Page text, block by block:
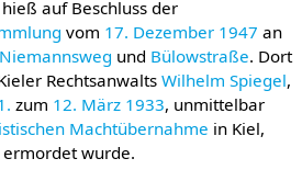
hieß auf Beschluss der
vom 17. Dezember 1947 an
Niemannsweg und Bülowstraße. Dort
Rechtsanwalts Wilhelm Spiegel,
zum 12. März 1933, unmittelbar
Machtübernahme in Kiel,
wurde.